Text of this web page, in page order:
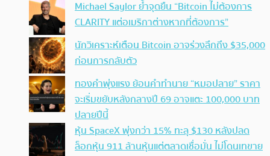
Michael Saylor ย้ำจุดยืน “Bitcoin ไม่ต้องการ
CLARITY แต่อเมริกาต่างหากที่ต้องการ”
นักวิเคราะห์เตือน Bitcoin อาจร่วงลึกถึง $35,000
ก่อนการกลับตัว
ทองคำพุ่งแรง ย้อนคำทำนาย “หมอปลาย” ราคา
จะเริ่มขยับหลังกลางปี 69 อาจแตะ 100,000 บาท
ปลายปีนี้
หุ้น SpaceX พุ่งกว่า 15% ทะลุ $130 หลังปลด
ล็อกหุ้น 911 ล้านหุ้นแต่ตลาดเชื่อมั่น ไม่โดนเทขาย